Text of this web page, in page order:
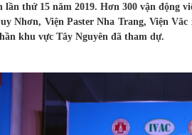
lần thứ 15 năm 2019. Hơn 300 vận động
Nhơn, Viện Paster Nha Trang, Viện
khu vực Tây Nguyên đã tham dự.